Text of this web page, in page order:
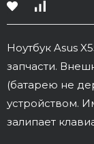
Ноутбук Asus
запчасти.
(батарею не
устройством.
залипает